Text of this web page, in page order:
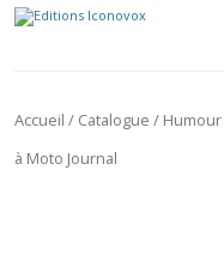
Accueil / Catalogue / Humour
à Moto Journal